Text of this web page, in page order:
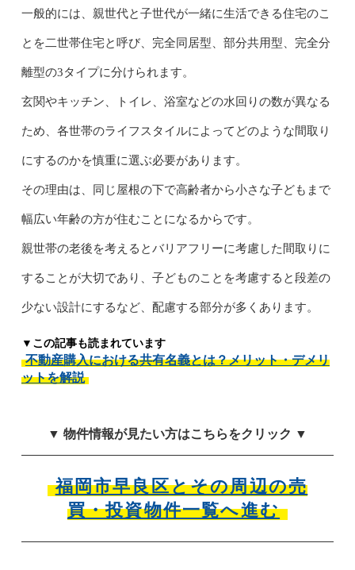
一般的には、親世代と子世代が一緒に生活できる住宅のこ
とを二世帯住宅と呼び、完全同居型、部分共用型、完全分
離型の3タイプに分けられます。
玄関やキッチン、トイレ、浴室などの水回りの数が異なる
ため、各世帯のライフスタイルによってどのような間取り
にするのかを慎重に選ぶ必要があります。
その理由は、同じ屋根の下で高齢者から小さな子どもまで
幅広い年齢の方が住むことになるからです。
親世帯の老後を考えるとバリアフリーに考慮した間取りに
することが大切であり、子どものことを考慮すると段差の
少ない設計にするなど、配慮する部分が多くあります。
▼この記事も読まれています
不動産購入における共有名義とは？メリット・デメリ
ットを解説
▼ 物件情報が見たい方はこちらをクリック ▼
福岡市早良区とその周辺の売
買・投資物件一覧へ進む